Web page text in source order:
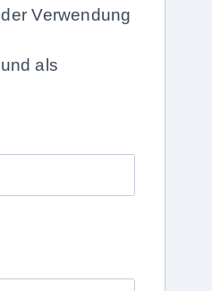
Verwendung
als